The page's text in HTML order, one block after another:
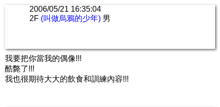
2006/05/21 16:35:04
2F (叫做烏鴉的少年) 男
我要把你當我的偶像!!!
酷斃了!!!
我也很期待大大的飲食和訓練內容!!!